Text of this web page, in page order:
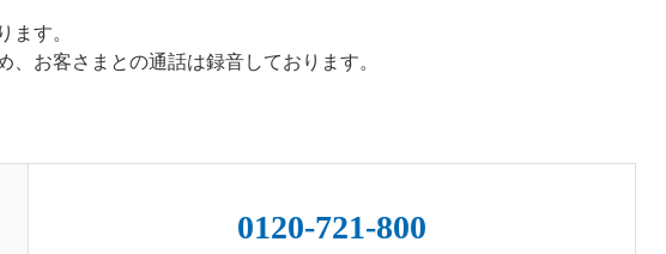
ます。
お客さまとの通話は録音しております。
0120-721-800